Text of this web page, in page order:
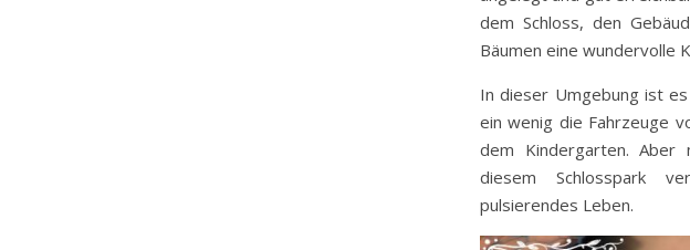
dem Schloss, den
Bäumen eine wundervolle
In dieser Umgebung ist
ein wenig die Fahrzeuge
dem Kindergarten.
diesem Schlosspark
pulsierendes Leben.